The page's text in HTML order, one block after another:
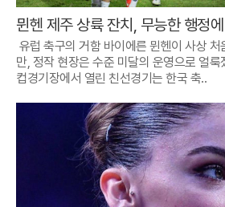
뮌헨 제주 상륙 잔치, 무능한 행정
유럽 축구의 거함 바이에른 뮌헨이 사상 처
만, 정작 현장은 수준 미달의 운영으로 얼
컵경기장에서 열린 친선경기는 한국 축..